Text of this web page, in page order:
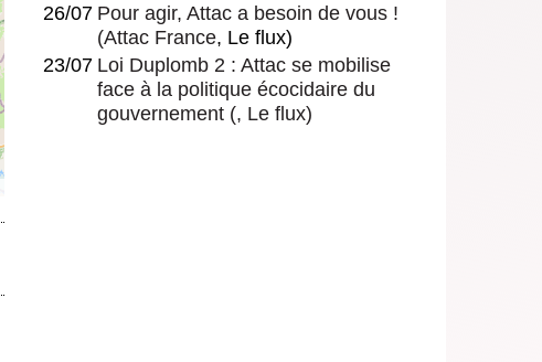
26/07 Pour agir, Attac a besoin de vous !
(Attac France, Le flux)
23/07 Loi Duplomb 2 : Attac se mobilise
face à la politique écocidaire du
gouvernement (, Le flux)